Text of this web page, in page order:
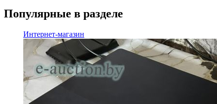
Популярные в разделе
Интернет-магазин